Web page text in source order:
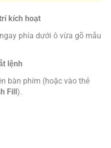
kích hoạt
phía dưới ô vừa gõ mẫu
lệnh
bàn phím (hoặc vào thẻ
Fill ).